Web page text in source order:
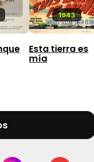
1943
Esta tierra es
mía